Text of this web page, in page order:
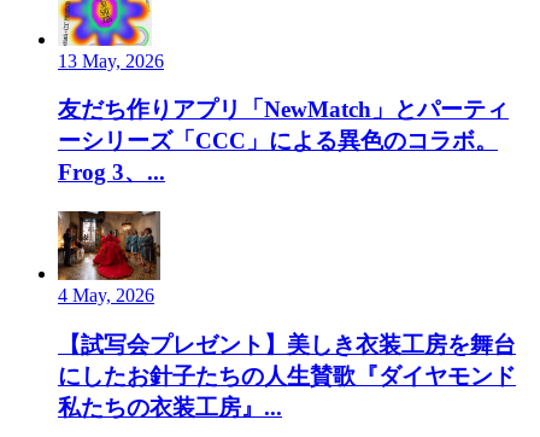
13 May, 2026
友だち作りアプリ「NewMatch」とパーティ
ーシリーズ「CCC」による異色のコラボ。
Frog 3、...
4 May, 2026
【試写会プレゼント】美しき衣装工房を舞台
にしたお針子たちの人生賛歌『ダイヤモンド
私たちの衣装工房』...